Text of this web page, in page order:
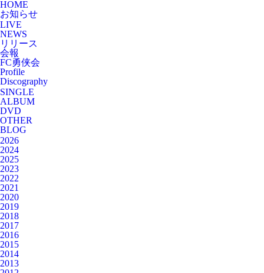
HOME
お知らせ
LIVE
NEWS
リリース
会報
FC勇侠会
Profile
Discography
SINGLE
ALBUM
DVD
OTHER
BLOG
2026
2024
2025
2023
2022
2021
2020
2019
2018
2017
2016
2015
2014
2013